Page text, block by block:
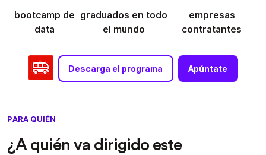
bootcamp de
data
graduados en todo
el mundo
empresas
contratantes
Descarga el programa Apúntate
PARA QUIÉN
¿A quién va dirigido este